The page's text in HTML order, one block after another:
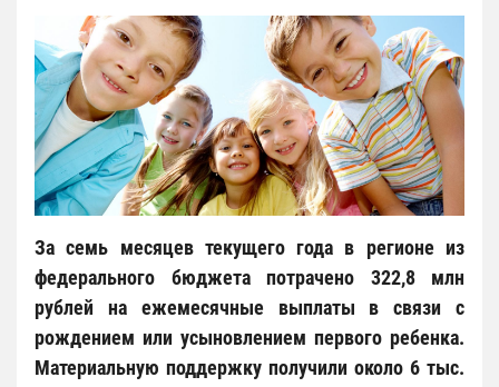
За семь месяцев текущего года в регионе из
федерального бюджета потрачено 322,8 млн
рублей на ежемесячные выплаты в связи с
рождением или усыновлением первого ребенка.
Материальную поддержку получили около 6 тыс.